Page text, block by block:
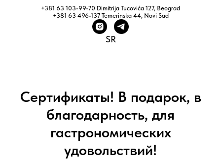
+381 63 103-99-70 Dimitrija Tucovića 127, Beograd
+381 63 496-137 Temerinska 44, Novi Sad
SR
Сертификаты! В подарок, в
благодарность, для
гастрономических
удовольствий!